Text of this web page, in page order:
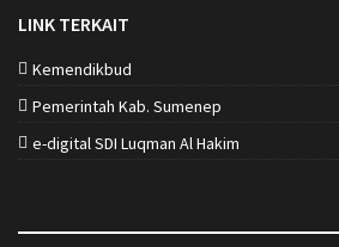
LINK TERKAIT
Kemendikbud
Pemerintah Kab. Sumenep
e-digital SDI Luqman Al Hakim